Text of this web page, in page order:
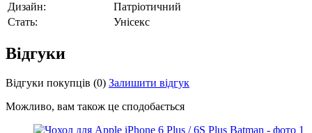
Дизайн:
Патріотичний
Стать:
Унісекс
Відгуки
Відгуки покупців (0) Залишити відгук
Можливо, вам також це сподобається